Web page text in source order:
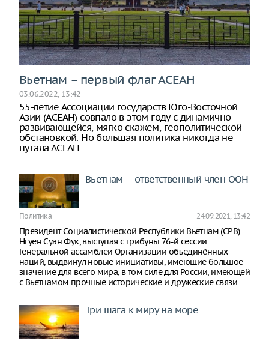
Вьетнам – первый флаг АСЕАН
03.06.2022, 13:42
55-летие Ассоциации государств Юго-Восточной
Азии (АСЕАН) совпало в этом году с динамично
развивающейся, мягко скажем, геополитической
обстановкой. Но большая политика никогда не
пугала АСЕАН.
Вьетнам – ответственный член ООН
Политика 24.09.2021, 13:42
Президент Социалистической Республики Вьетнам (СРВ)
Нгуен Суан Фук, выступая с трибуны 76-й сессии
Генеральной ассамблеи Организации объединённых
наций, выдвинул новые инициативы, имеющие большое
значение для всего мира, в том силе для России, имеющей
с Вьетнамом прочные исторические и дружеские связи.
Три шага к миру на море